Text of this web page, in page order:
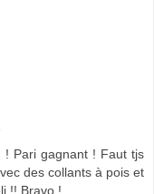
! Pari gagnant ! Faut tjs
des collants à pois et
!! Bravo !